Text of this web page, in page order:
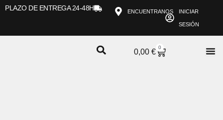
PLAZO DE ENTREGA 24-48H ENCUENTRANOS INICIAR
SESIÓN
0,00€
0
CARRITO